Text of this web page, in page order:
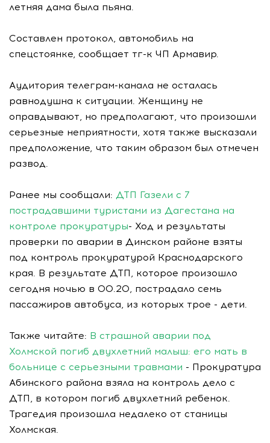
летняя дама была пьяна.
Составлен протокол, автомобиль на
спецстоянке, сообщает тг-к ЧП Армавир.
Аудитория телеграм-канала не осталась
равнодушна к ситуации. Женщину не
оправдывают, но предполагают, что произошли
серьезные неприятности, хотя также высказали
предположение, что таким образом был отмечен
развод.
Ранее мы сообщали: ДТП Газели с 7
пострадавшими туристами из Дагестана на
контроле прокуратуры- Ход и результаты
проверки по аварии в Динском районе взяты
под контроль прокуратурой Краснодарского
края. В результате ДТП, которое произошло
сегодня ночью в 00.20, пострадало семь
пассажиров автобуса, из которых трое - дети.
Также читайте: В страшной аварии под
Холмской погиб двухлетний малыш: его мать в
больнице с серьезными травмами - Прокуратура
Абинского района взяла на контроль дело с
ДТП, в котором погиб двухлетний ребенок.
Трагедия произошла недалеко от станицы
Холмская.